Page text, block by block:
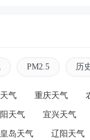
PM2.5 历
气 重庆天气
天气 宜兴天气
岛天气 辽阳天气